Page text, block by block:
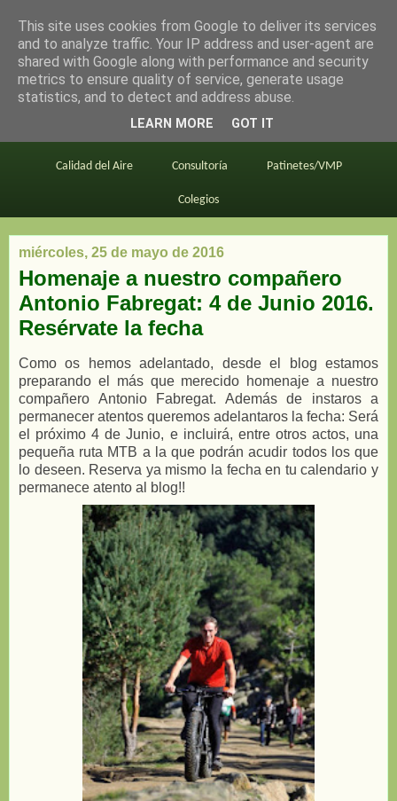
en bici por madrid
Este blog BiciMAD Primeros consejos
Calidad del Aire Consultoría Patinetes/VMP
Colegios
miércoles, 25 de mayo de 2016
Homenaje a nuestro compañero
Antonio Fabregat: 4 de Junio 2016.
Resérvate la fecha
Como os hemos adelantado, desde el blog estamos
preparando el más que merecido homenaje a nuestro
compañero Antonio Fabregat. Además de instaros a
permanecer atentos queremos adelantaros la fecha: Será
el próximo 4 de Junio, e incluirá, entre otros actos, una
pequeña ruta MTB a la que podrán acudir todos los que
lo deseen. Reserva ya mismo la fecha en tu calendario y
permanece atento al blog!!
This site uses cookies from Google to deliver its services
and to analyze traffic. Your IP address and user-agent are
shared with Google along with performance and security
metrics to ensure quality of service, generate usage
statistics, and to detect and address abuse.
LEARN MORE GOT IT